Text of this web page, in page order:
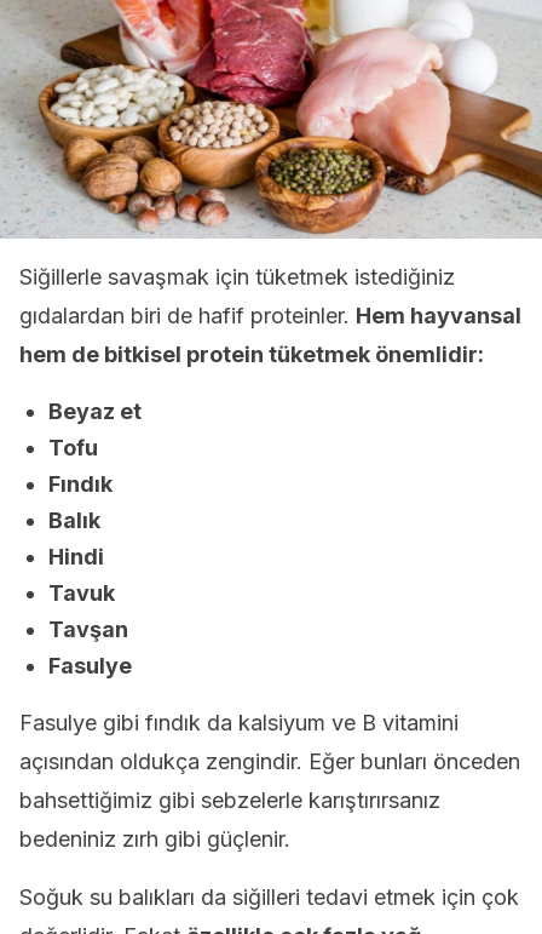
Siğillerle savaşmak için tüketmek istediğiniz
gıdalardan biri de hafif proteinler. Hem hayvansal
hem de bitkisel protein tüketmek önemlidir:
Beyaz et
Tofu
Fındık
Balık
Hindi
Tavuk
Tavşan
Fasulye
Fasulye gibi fındık da kalsiyum ve B vitamini
açısından oldukça zengindir. Eğer bunları önceden
bahsettiğimiz gibi sebzelerle karıştırırsanız
bedeniniz zırh gibi güçlenir.
Soğuk su balıkları da siğilleri tedavi etmek için çok